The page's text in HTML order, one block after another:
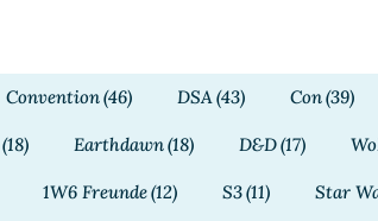
Convention(46) DSA(43) Con(39)
(18) Earthdawn(18) D&D(17)
1W6 Freunde(12) S3(11) Star